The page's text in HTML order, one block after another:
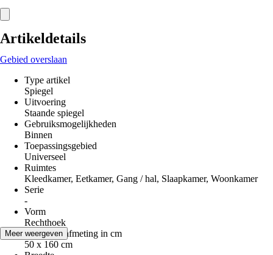
Artikeldetails
Gebied overslaan
Type artikel
Spiegel
Uitvoering
Staande spiegel
Gebruiksmogelijkheden
Binnen
Toepassingsgebied
Universeel
Ruimtes
Kleedkamer, Eetkamer, Gang / hal, Slaapkamer, Woonkamer
Serie
-
Vorm
Rechthoek
Nominale afmeting in cm
50 x 160 cm
Meer weergeven